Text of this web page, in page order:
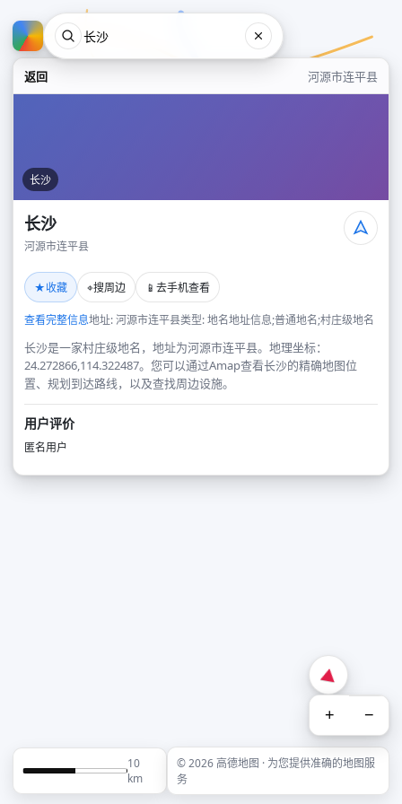
返回 河源市连平县
长沙
长沙
河源市连平县
★收藏 ⌖搜周边 📱 去手机查看
查看完整信息地址: 河源市连平县类型: 地名地址信息;普通地名;村庄级地名
长沙是一家村庄级地名，地址为河源市连平县。地理坐标：
24.272866,114.322487。您可以通过Amap查看长沙的精确地图位
置、规划到达路线，以及查找周边设施。
用户评价
匿名用户
+ −
10
km
© 2026 高德地图 · 为您提供准确的地图服
务